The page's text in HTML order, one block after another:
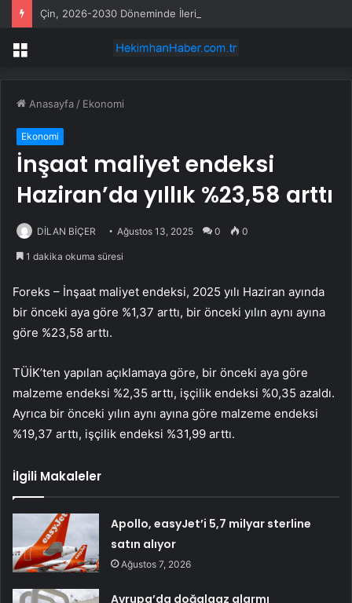
Menü
Anasayfa / Ekonomi
Ekonomi
İnşaat maliyet endeksi
Haziran’da yıllık %23,58 arttı
DİLAN BİÇER Ağustos 13, 2025 0 0
1 dakika okuma süresi
Foreks – İnşaat maliyet endeksi, 2025 yılı Haziran ayında
bir önceki aya göre %1,37 arttı, bir önceki yılın aynı ayına
göre %23,58 arttı.
TÜİK’ten yapılan açıklamaya göre, bir önceki aya göre
malzeme endeksi %2,35 arttı, işçilik endeksi %0,35 azaldı.
Ayrıca bir önceki yılın aynı ayına göre malzeme endeksi
%19,37 arttı, işçilik endeksi %31,99 arttı.
İlgili Makaleler
Apollo, easyJet’i 5,7 milyar sterline
satın alıyor
Ağustos 7, 2026
Avrupa’da doğalgaz alarmı